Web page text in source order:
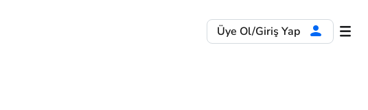
Üye Ol/Giriş Yap